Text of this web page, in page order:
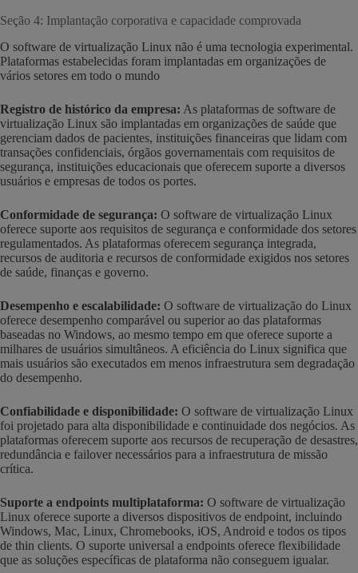
Seção 4: Implantação corporativa e capacidade comprovada
O software de virtualização Linux não é uma tecnologia experimental.
Plataformas estabelecidas foram implantadas em organizações de
vários setores em todo o mundo
Registro de histórico da empresa: As plataformas de software de
virtualização Linux são implantadas em organizações de saúde que
gerenciam dados de pacientes, instituições financeiras que lidam com
transações confidenciais, órgãos governamentais com requisitos de
segurança, instituições educacionais que oferecem suporte a diversos
usuários e empresas de todos os portes.
Conformidade de segurança: O software de virtualização Linux
oferece suporte aos requisitos de segurança e conformidade dos setores
regulamentados. As plataformas oferecem segurança integrada,
recursos de auditoria e recursos de conformidade exigidos nos setores
de saúde, finanças e governo.
Desempenho e escalabilidade: O software de virtualização do Linux
oferece desempenho comparável ou superior ao das plataformas
baseadas no Windows, ao mesmo tempo em que oferece suporte a
milhares de usuários simultâneos. A eficiência do Linux significa que
mais usuários são executados em menos infraestrutura sem degradação
do desempenho.
Confiabilidade e disponibilidade: O software de virtualização Linux
foi projetado para alta disponibilidade e continuidade dos negócios. As
plataformas oferecem suporte aos recursos de recuperação de desastres,
redundância e failover necessários para a infraestrutura de missão
crítica.
Suporte a endpoints multiplataforma: O software de virtualização
Linux oferece suporte a diversos dispositivos de endpoint, incluindo
Windows, Mac, Linux, Chromebooks, iOS, Android e todos os tipos
de thin clients. O suporte universal a endpoints oferece flexibilidade
que as soluções específicas de plataforma não conseguem igualar.